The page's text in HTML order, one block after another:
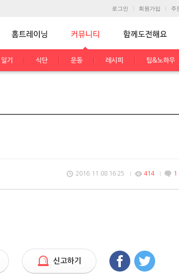
로그인 회원가입 주
일기 식단 운동 레시피 팁&노하우
2016.11.08 16:25 414 1
신고하기